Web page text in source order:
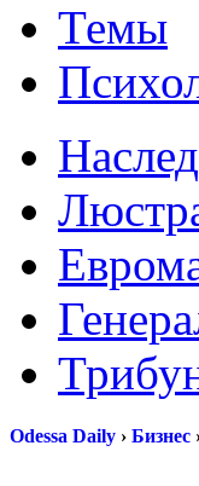
Темы
Odessa Daily › Бизнес